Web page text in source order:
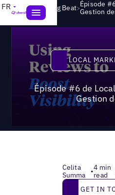
FR Local Marketing Beat>Épisode
Gestion
LOCAL
Épisode #6 de
Gestion
Celita
Summa
•4 min
read
Get in touch
GET IN